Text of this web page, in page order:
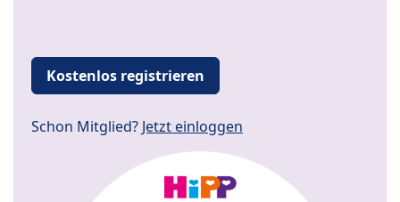
Kostenlos registrieren
Schon Mitglied? Jetzt einloggen